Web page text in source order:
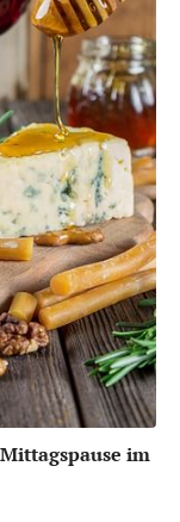
im